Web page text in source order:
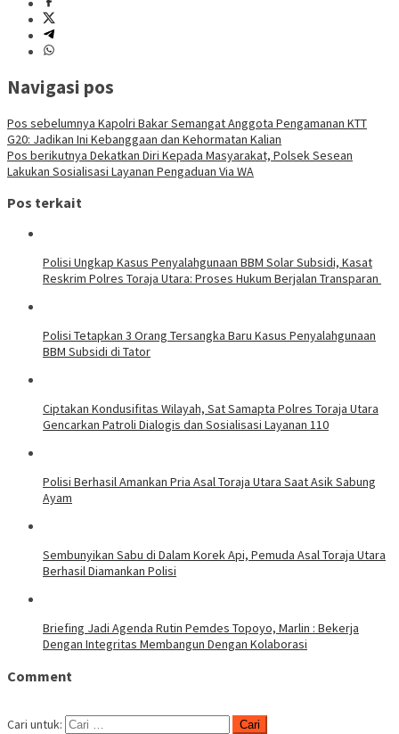
Navigasi pos
Pos sebelumnya Kapolri Bakar Semangat Anggota Pengamanan KTT
G20: Jadikan Ini Kebanggaan dan Kehormatan Kalian
Pos berikutnya Dekatkan Diri Kepada Masyarakat, Polsek Sesean
Lakukan Sosialisasi Layanan Pengaduan Via WA
Pos terkait
Polisi Ungkap Kasus Penyalahgunaan BBM Solar Subsidi, Kasat
Reskrim Polres Toraja Utara: Proses Hukum Berjalan Transparan
Polisi Tetapkan 3 Orang Tersangka Baru Kasus Penyalahgunaan
BBM Subsidi di Tator
Ciptakan Kondusifitas Wilayah, Sat Samapta Polres Toraja Utara
Gencarkan Patroli Dialogis dan Sosialisasi Layanan 110
Polisi Berhasil Amankan Pria Asal Toraja Utara Saat Asik Sabung
Ayam
Sembunyikan Sabu di Dalam Korek Api, Pemuda Asal Toraja Utara
Berhasil Diamankan Polisi
Briefing Jadi Agenda Rutin Pemdes Topoyo, Marlin : Bekerja
Dengan Integritas Membangun Dengan Kolaborasi
Comment
Cari untuk: